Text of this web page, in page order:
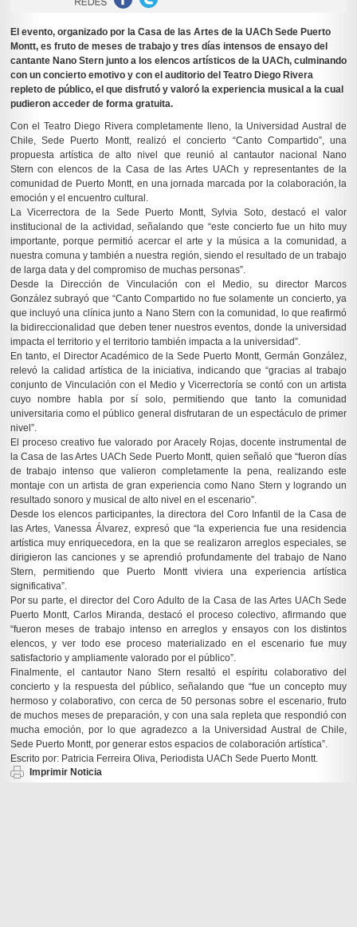
El evento, organizado por la Casa de las Artes de la UACh Sede Puerto
Montt, es fruto de meses de trabajo y tres días intensos de ensayo del
cantante Nano Stern junto a los elencos artísticos de la UACh, culminando
con un concierto emotivo y con el auditorio del Teatro Diego Rivera
repleto de público, el que disfrutó y valoró la experiencia musical a la cual
pudieron acceder de forma gratuita.
Con el Teatro Diego Rivera completamente lleno, la Universidad Austral de
Chile, Sede Puerto Montt, realizó el concierto “Canto Compartido”, una
propuesta artística de alto nivel que reunió al cantautor nacional Nano
Stern con elencos de la Casa de las Artes UACh y representantes de la
comunidad de Puerto Montt, en una jornada marcada por la colaboración, la
emoción y el encuentro cultural.
La Vicerrectora de la Sede Puerto Montt, Sylvia Soto, destacó el valor
institucional de la actividad, señalando que “este concierto fue un hito muy
importante, porque permitió acercar el arte y la música a la comunidad, a
nuestra comuna y también a nuestra región, siendo el resultado de un trabajo
de larga data y del compromiso de muchas personas”.
Desde la Dirección de Vinculación con el Medio, su director Marcos
González subrayó que “Canto Compartido no fue solamente un concierto, ya
que incluyó una clínica junto a Nano Stern con la comunidad, lo que reafirmó
la bidireccionalidad que deben tener nuestros eventos, donde la universidad
impacta el territorio y el territorio también impacta a la universidad”.
En tanto, el Director Académico de la Sede Puerto Montt, Germán González,
relevó la calidad artística de la iniciativa, indicando que “gracias al trabajo
conjunto de Vinculación con el Medio y Vicerrectoría se contó con un artista
cuyo nombre habla por sí solo, permitiendo que tanto la comunidad
universitaria como el público general disfrutaran de un espectáculo de primer
nivel”.
El proceso creativo fue valorado por Aracely Rojas, docente instrumental de
la Casa de las Artes UACh Sede Puerto Montt, quien señaló que “fueron días
de trabajo intenso que valieron completamente la pena, realizando este
montaje con un artista de gran experiencia como Nano Stern y logrando un
resultado sonoro y musical de alto nivel en el escenario”.
Desde los elencos participantes, la directora del Coro Infantil de la Casa de
las Artes, Vanessa Álvarez, expresó que “la experiencia fue una residencia
artística muy enriquecedora, en la que se realizaron arreglos especiales, se
dirigieron las canciones y se aprendió profundamente del trabajo de Nano
Stern, permitiendo que Puerto Montt viviera una experiencia artística
significativa”.
Por su parte, el director del Coro Adulto de la Casa de las Artes UACh Sede
Puerto Montt, Carlos Miranda, destacó el proceso colectivo, afirmando que
“fueron meses de trabajo intenso en arreglos y ensayos con los distintos
elencos, y ver todo ese proceso materializado en el escenario fue muy
satisfactorio y ampliamente valorado por el público”.
Finalmente, el cantautor Nano Stern resaltó el espíritu colaborativo del
concierto y la respuesta del público, señalando que “fue un concepto muy
hermoso y colaborativo, con cerca de 50 personas sobre el escenario, fruto
de muchos meses de preparación, y con una sala repleta que respondió con
mucha emoción, por lo que agradezco a la Universidad Austral de Chile,
Sede Puerto Montt, por generar estos espacios de colaboración artística”.
Escrito por: Patricia Ferreira Oliva, Periodista UACh Sede Puerto Montt.
Imprimir Noticia